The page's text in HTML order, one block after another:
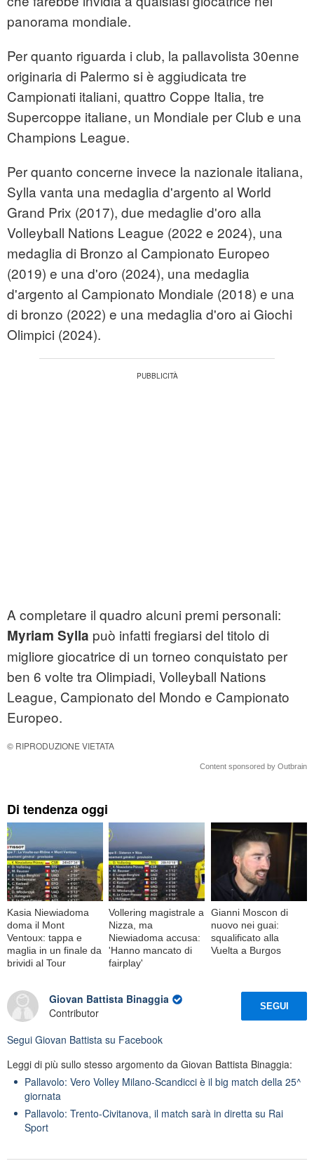
panorama mondiale.
Per quanto riguarda i club, la pallavolista 30enne
originaria di Palermo si è aggiudicata tre
Campionati italiani, quattro Coppe Italia, tre
Supercoppe italiane, un Mondiale per Club e una
Champions League.
Per quanto concerne invece la nazionale italiana,
Sylla vanta una medaglia d'argento al World
Grand Prix (2017), due medaglie d'oro alla
Volleyball Nations League (2022 e 2024), una
medaglia di Bronzo al Campionato Europeo
(2019) e una d'oro (2024), una medaglia
d'argento al Campionato Mondiale (2018) e una
di bronzo (2022) e una medaglia d'oro ai Giochi
Olimpici (2024).
A completare il quadro alcuni premi personali:
Myriam Sylla può infatti fregiarsi del titolo di
migliore giocatrice di un torneo conquistato per
ben 6 volte tra Olimpiadi, Volleyball Nations
League, Campionato del Mondo e Campionato
Europeo.
© RIPRODUZIONE VIETATA
Content sponsored by Outbrain
Di tendenza oggi
Kasia Niewiadoma
doma il Mont
Ventoux: tappa e
maglia in un finale da
brividi al Tour
Vollering magistrale a
Nizza, ma
Niewiadoma accusa:
'Hanno mancato di
fairplay'
Gianni Moscon di
nuovo nei guai:
squalificato alla
Vuelta a Burgos
Giovan Battista Binaggia
Contributor
SEGUI
Segui Giovan Battista su Facebook
Leggi di più sullo stesso argomento da Giovan Battista Binaggia:
Pallavolo: Vero Volley Milano-Scandicci è il big match della 25^
giornata
Pallavolo: Trento-Civitanova, il match sarà in diretta su Rai
Sport